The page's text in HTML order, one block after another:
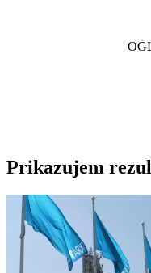
Prikazujem